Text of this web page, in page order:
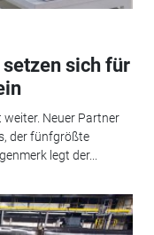
sich für
weiter. Neuer Partner
der fünfgrößte
legt der...